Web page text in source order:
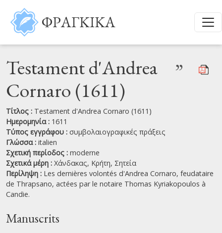
Παράκαμψη προς το κυρίως περιεχόμενο
ΦΡΑΓΚΙΚΑ
Testament d'Andrea
Cornaro (1611)
”
Τίτλος : Testament d'Andrea Cornaro (1611)
Ημερομηνία : 1611
Τύπος εγγράφου : συμβολαιογραφικές πράξεις
Γλώσσα : italien
Σχετική περίοδος : moderne
Σχετικά μέρη : Χάνδακας, Κρήτη, Σητεία
Περίληψη : Les dernières volontés d'Andrea Cornaro, feudataire
de Thrapsano, actées par le notaire Thomas Kyriakopoulos à
Candie.
Manuscrits